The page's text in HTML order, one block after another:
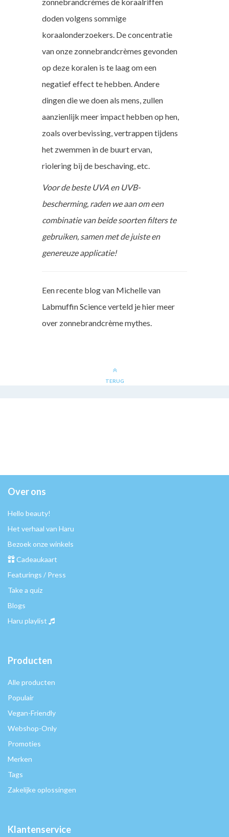
doden volgens sommige
koraalonderzoekers. De concentratie
van onze zonnebrandcrèmes gevonden
op deze koralen is te laag om een
negatief effect te hebben. Andere
dingen die we doen als mens, zullen
aanzienlijk meer impact hebben op hen,
zoals overbevissing, vertrappen tijdens
het zwemmen in de buurt ervan,
riolering bij de beschaving, etc.
Voor de beste UVA en UVB-
bescherming, raden we aan om een
combinatie van beide soorten filters te
gebruiken, samen met de juiste en
genereuze applicatie!
Een recente blog van Michelle van
Labmuffin Scienceverteld je hier meer
over zonnebrandcrème mythes.
TERUG
Over ons
Hello beauty!
Het verhaal van Haru
Bezoek onze winkels
Cadeaukaart
Featurings / Press
Take a quiz
Blogs
Haru playlist
Producten
Alle producten
Populair
Vegan-Friendly
Webshop-Only
Promoties
Merken
Tags
Zakelijke oplossingen
Klantenservice